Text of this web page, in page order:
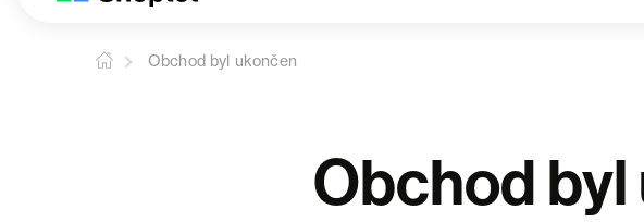
Obchod byl ukončen
Obchod